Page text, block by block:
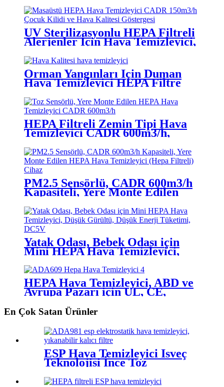
UV Sterilizasyonlu HEPA Filtreli
Alerjenler İçin Hava Temizleyici,
Beyaz Yuvarlak
Orman Yangınları İçin Duman
Hava Temizleyici HEPA Filtre
Toz Partiküllerini Giderme
CADR 150m3/h
HEPA Filtreli Zemin Tipi Hava
Temizleyici CADR 600m3/h,
PM2.5 Sensörlü ve Uzaktan
Kumandalı
PM2.5 Sensörlü, CADR 600m3/h
Kapasiteli, Yere Monte Edilen
HEPA Hava Temizleyici (Hepa
Filtreli) Cihaz
Yatak Odası, Bebek Odası için
Mini HEPA Hava Temizleyici,
Düşük Gürültü, Düşük Enerji
Tüketimi, DC5V
HEPA Hava Temizleyici, ABD ve
Avrupa Pazarı için UL, CE,
En Çok Satan Ürünler
ESP Hava Temizleyici İsveç
Teknolojisi İnce Toz
Parçacıklarını Giderir